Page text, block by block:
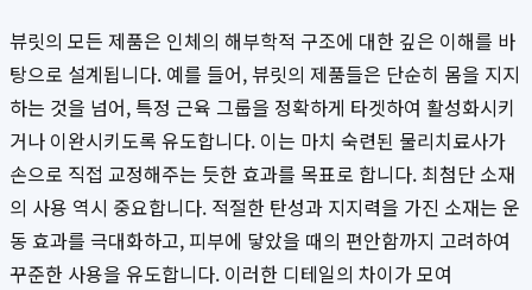
뷰릿의 모든 제품은 인체의 해부학적 구조에 대한 깊은 이해를 바
탕으로 설계됩니다. 예를 들어, 뷰릿의 제품들은 단순히 몸을 지지
하는 것을 넘어, 특정 근육 그룹을 정확하게 타겟하여 활성화시키
거나 이완시키도록 유도합니다. 이는 마치 숙련된 물리치료사가
손으로 직접 교정해주는 듯한 효과를 목표로 합니다. 최첨단 소재
의 사용 역시 중요합니다. 적절한 탄성과 지지력을 가진 소재는 운
동 효과를 극대화하고, 피부에 닿았을 때의 편안함까지 고려하여
꾸준한 사용을 유도합니다. 이러한 디테일의 차이가 모여